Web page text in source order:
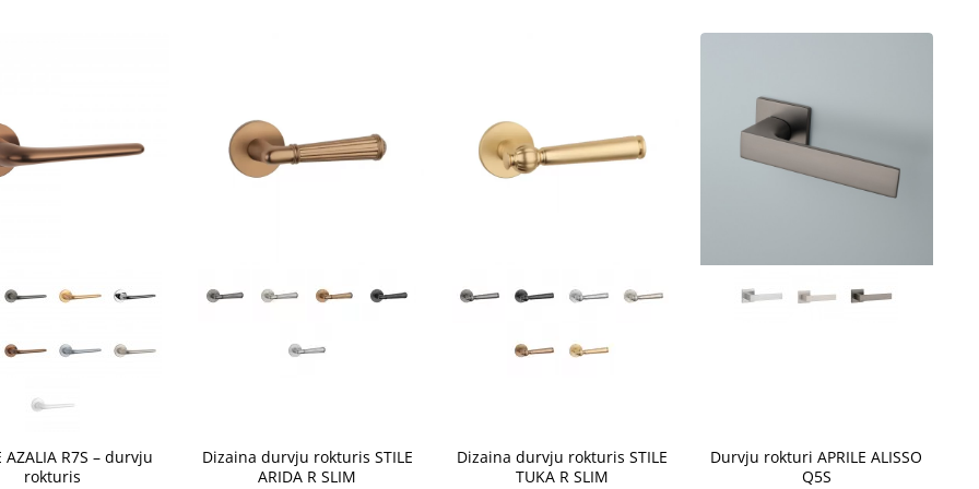
AZALIA R7S – durvju
rokturis
Jauns
2-4 nedēļas
2-4 nedēļas
Dizaina durvju rokturis STILE
ARIDA R SLIM
Jauns
2-4 nedēļas
2-4 nedēļas
Dizaina durvju rokturis STILE
TUKA R SLIM
2-4 nedēļas
2-4 nedēļas
Durvju rokturi APRILE ALISSO
Q5S